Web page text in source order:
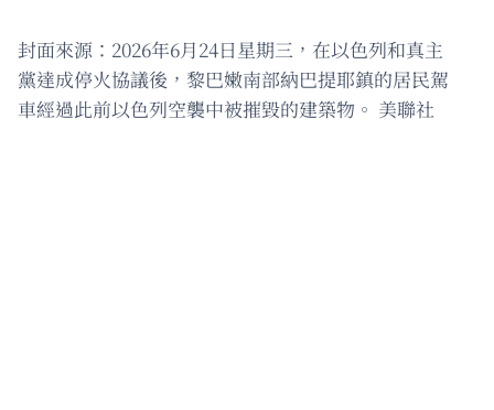
封面來源：2026年6月24日星期三，在以色列和真主
黨達成停火協議後，黎巴嫩南部納巴提耶鎮的居民駕
車經過此前以色列空襲中被摧毀的建築物。 美聯社